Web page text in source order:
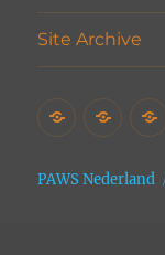
Site Archive
HomeHet
Asiel
PAWS Nederland